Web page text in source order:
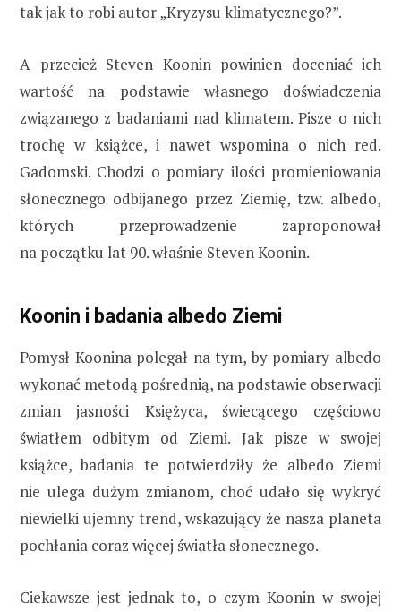
tak jak to robi autor „Kryzysu klimatycznego?”.
A przecież Steven Koonin powinien doceniać ich
wartość na podstawie własnego doświadczenia
związanego z badaniami nad klimatem. Pisze o nich
trochę w książce, i nawet wspomina o nich red.
Gadomski. Chodzi o pomiary ilości promieniowania
słonecznego odbijanego przez Ziemię, tzw. albedo,
których przeprowadzenie zaproponował
na początku lat 90. właśnie Steven Koonin.
Koonin i badania albedo Ziemi
Pomysł Koonina polegał na tym, by pomiary albedo
wykonać metodą pośrednią, na podstawie obserwacji
zmian jasności Księżyca, świecącego częściowo
światłem odbitym od Ziemi. Jak pisze w swojej
książce, badania te potwierdziły że albedo Ziemi
nie ulega dużym zmianom, choć udało się wykryć
niewielki ujemny trend, wskazujący że nasza planeta
pochłania coraz więcej światła słonecznego.
Ciekawsze jest jednak to, o czym Koonin w swojej